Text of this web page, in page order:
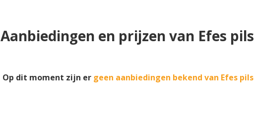
Aanbiedingen en prijzen van Efes
Op dit moment zijn er geen aanbiedingen bekend van Efes